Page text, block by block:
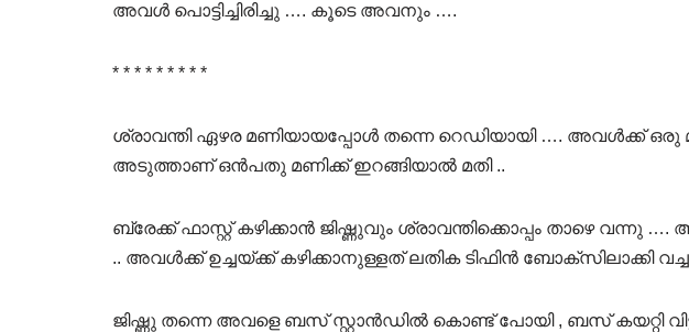
അവൾ പൊട്ടിച്ചിരിച്ചു …. കൂടെ അവനും ….
* * * * * * * * *
ശ്രാവന്തി ഏഴര മണിയായപ്പോൾ തന്നെ റെഡിയായി …. അവൾക്ക്
അടുത്താണ് ഒൻപതു മണിക്ക് ഇറങ്ങിയാൽ മതി ..
ബ്രേക്ക് ഫാസ്റ്റ് കഴിക്കാൻ ജിഷ്ണുവും ശ്രാവന്തിക്കൊപ്പം താഴെ വന്നു ….
.. അവൾക്ക് ഉച്ചയ്ക്ക് കഴിക്കാനുള്ളത് ലതിക ടിഫിൻ ബോക്സിലാക്കി
ജിഷ്ണു തന്നെ അവളെ ബസ് സ്റ്റാൻഡിൽ കൊണ്ട് പോയി , ബസ് കയറ്റി